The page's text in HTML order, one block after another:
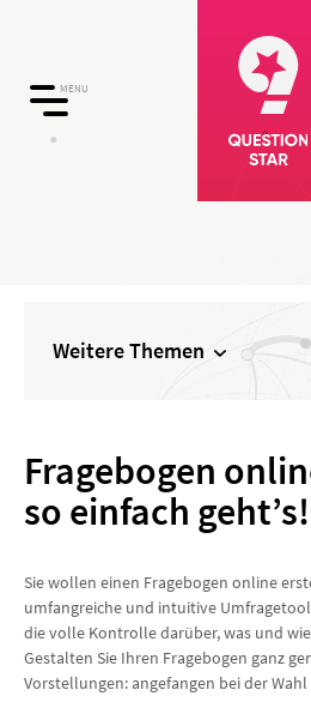
MENU
Weitere Themen
Fragebogen
so einfach geht’s!
Sie wollen einen Fragebogen online
umfangreiche und intuitive Umfragetool
die volle Kontrolle darüber, was und
Gestalten Sie Ihren Fragebogen ganz
Vorstellungen: angefangen bei der